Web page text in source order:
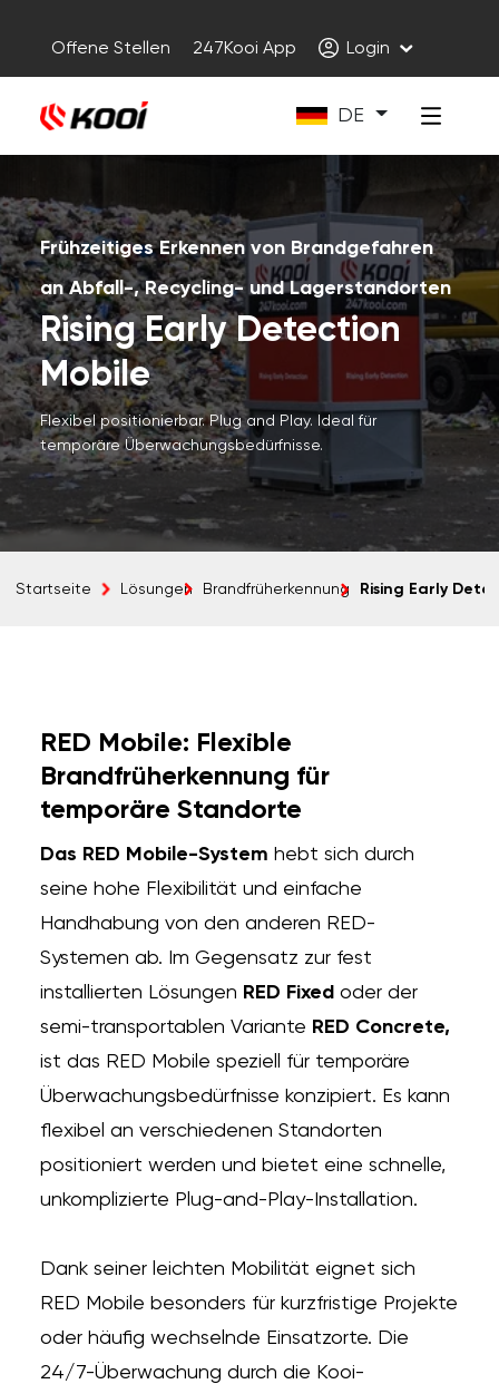
Offene Stellen 247Kooi App Login
DE
Frühzeitiges Erkennen von Brandgefahren
an Abfall-, Recycling- und Lagerstandorten
Rising Early Detection
Mobile
Flexibel positionierbar. Plug and Play. Ideal für
temporäre Überwachungsbedürfnisse.
Startseite Lösungen Brandfrüherkennung Rising Early
RED Mobile: Flexible
Brandfrüherkennung für
temporäre Standorte
Das RED Mobile-System hebt sich durch
seine hohe Flexibilität und einfache
Handhabung von den anderen RED-
Systemen ab. Im Gegensatz zur fest
installierten Lösungen RED Fixed oder der
semi-transportablen Variante RED Concrete,
ist das RED Mobile speziell für temporäre
Überwachungsbedürfnisse konzipiert. Es kann
flexibel an verschiedenen Standorten
positioniert werden und bietet eine schnelle,
unkomplizierte Plug-and-Play-Installation.
Dank seiner leichten Mobilität eignet sich
RED Mobile besonders für kurzfristige Projekte
oder häufig wechselnde Einsatzorte. Die
24/7-Überwachung durch die Kooi-